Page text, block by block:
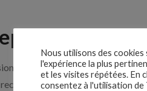
?
de santé par exemple un
en cliquant sur le bouton
Nous utilisons des
l'expérience la plus
et les visites répétées. En
consentez à l'utilisation de